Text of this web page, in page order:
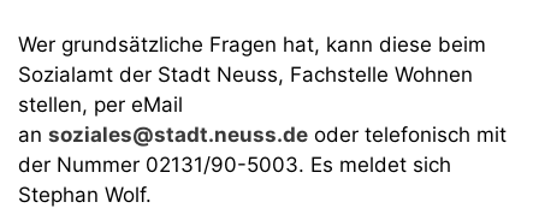
Wer grundsätzliche Fragen hat, kann diese beim
Sozialamt der Stadt Neuss, Fachstelle Wohnen
stellen, per eMail
an soziales@stadt.neuss.de oder telefonisch mit
der Nummer 02131/90-5003. Es meldet sich
Stephan Wolf.